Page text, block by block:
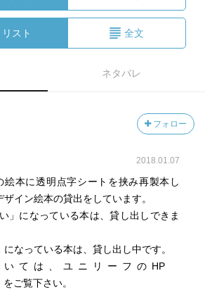
リスト 全文
ネタバレ
フォロー
2018.01.07
絵本に透明点字シートを挟み再製本し
イン絵本の貸出をしています。
」になっている本は、貸し出しできま
になっている本は、貸し出し中です。
いては、ユニリーフのHP
覧下さい。